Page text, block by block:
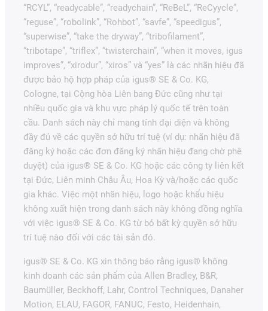
“RCYL”, “readycable”, “readychain”, “ReBeL”, “ReCyycle”,
“reguse”, “robolink”, “Rohbot”, “savfe”, “speedigus”,
“superwise”, “take the dryway”, “tribofilament”,
“tribotape”, “triflex”, “twisterchain”, “when it moves, igus
improves”, “xirodur”, “xiros” và “yes” là các nhãn hiệu đã
được bảo hộ hợp pháp của igus® SE & Co. KG,
Cologne, tại Cộng hòa Liên bang Đức cũng như tại
nhiều quốc gia và khu vực pháp lý quốc tế trên toàn
cầu. Danh sách này chỉ mang tính đại diện và không
đầy đủ về các quyền sở hữu trí tuệ (ví dụ: nhãn hiệu đã
đăng ký hoặc các đơn đăng ký nhãn hiệu đang chờ phê
duyệt) của igus® SE & Co. KG hoặc các công ty liên kết
tại Đức, Liên minh Châu Âu, Hoa Kỳ và/hoặc các quốc
gia khác. Việc một nhãn hiệu, logo hoặc khẩu hiệu
không xuất hiện trong danh sách này không đồng nghĩa
với việc igus® SE & Co. KG từ bỏ bất kỳ quyền sở hữu
trí tuệ nào đối với các tài sản đó.
igus® SE & Co. KG xin thông báo rằng igus® không
kinh doanh các sản phẩm của Allen Bradley, B&R,
Baumüller, Beckhoff, Lahr, Control Techniques, Danaher
Motion, ELAU, FAGOR, FANUC, Festo, Heidenhain,